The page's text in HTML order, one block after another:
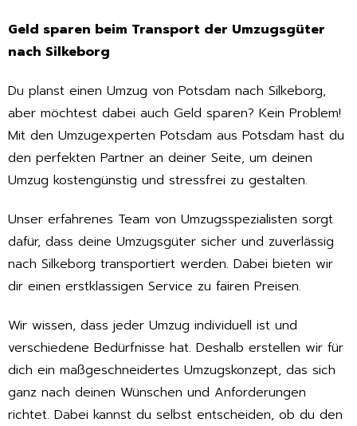
Geld sparen beim Transport der Umzugsgüter
nach Silkeborg
Du planst einen Umzug von Potsdam nach Silkeborg,
aber möchtest dabei auch Geld sparen? Kein Problem!
Mit den Umzugexperten Potsdam aus Potsdam hast du
den perfekten Partner an deiner Seite, um deinen
Umzug kostengünstig und stressfrei zu gestalten.
Unser erfahrenes Team von Umzugsspezialisten sorgt
dafür, dass deine Umzugsgüter sicher und zuverlässig
nach Silkeborg transportiert werden. Dabei bieten wir
dir einen erstklassigen Service zu fairen Preisen.
Wir wissen, dass jeder Umzug individuell ist und
verschiedene Bedürfnisse hat. Deshalb erstellen wir für
dich ein maßgeschneidertes Umzugskonzept, das sich
ganz nach deinen Wünschen und Anforderungen
richtet. Dabei kannst du selbst entscheiden, ob du den